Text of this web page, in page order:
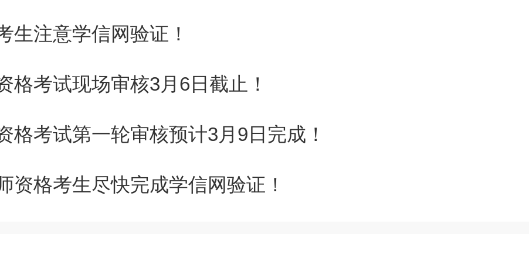
生注意学信网验证！
格考试现场审核3月6日截止！
格考试第一轮审核预计3月9日完成！
资格考生尽快完成学信网验证！